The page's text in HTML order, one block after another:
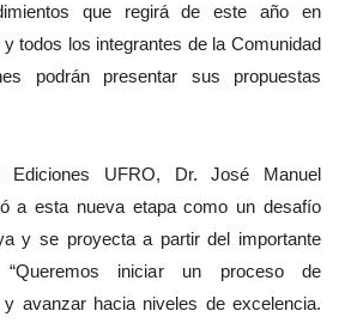
que regirá de este año en
todos los integrantes de la Comunidad
podrán presentar sus propuestas
Ediciones UFRO, Dr. José Manuel
a esta nueva etapa como un desafío
y se proyecta a partir del importante
“Queremos iniciar un proceso de
y avanzar hacia niveles de excelencia.